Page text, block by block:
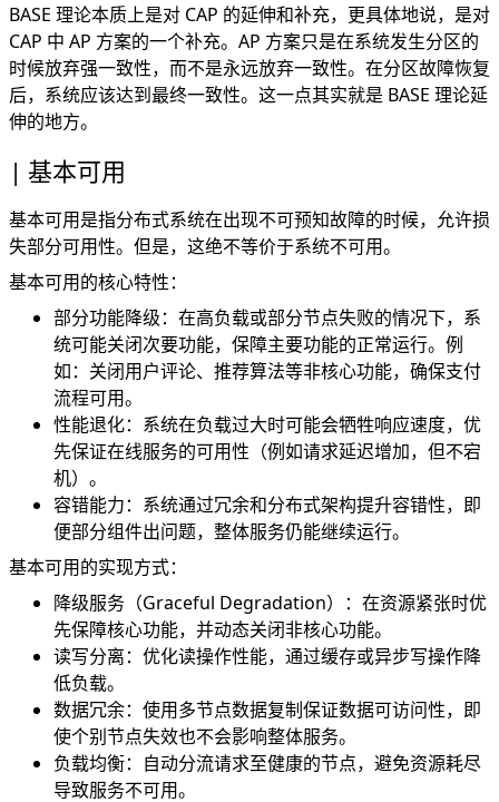
BASE 理论本质上是对 CAP 的延伸和补充，更具体地说，是对
CAP 中 AP 方案的一个补充。AP 方案只是在系统发生分区的
时候放弃强一致性，而不是永远放弃一致性。在分区故障恢复
后，系统应该达到最终一致性。这一点其实就是 BASE 理论延
伸的地方。
基本可用
基本可用是指分布式系统在出现不可预知故障的时候，允许损
失部分可用性。但是，这绝不等价于系统不可用。
基本可用的核心特性：
部分功能降级：在高负载或部分节点失败的情况下，系
统可能关闭次要功能，保障主要功能的正常运行。例
如：关闭用户评论、推荐算法等非核心功能，确保支付
流程可用。
性能退化：系统在负载过大时可能会牺牲响应速度，优
先保证在线服务的可用性（例如请求延迟增加，但不宕
机）。
容错能力：系统通过冗余和分布式架构提升容错性，即
便部分组件出问题，整体服务仍能继续运行。
基本可用的实现方式：
降级服务（Graceful Degradation）：在资源紧张时优
先保障核心功能，并动态关闭非核心功能。
读写分离：优化读操作性能，通过缓存或异步写操作降
低负载。
数据冗余：使用多节点数据复制保证数据可访问性，即
使个别节点失效也不会影响整体服务。
负载均衡：自动分流请求至健康的节点，避免资源耗尽
导致服务不可用。